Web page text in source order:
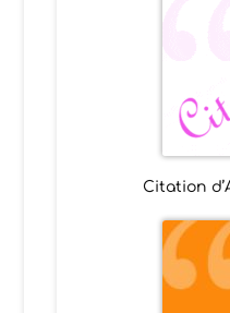
Citation